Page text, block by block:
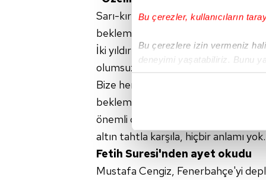
Bu çerezler, kullanıcıların
Bu çerezlere izin vermeniz
deneyimi yaşatabiliriz. Bunu
içerikleri sunabilmek adına
Her halükârda, kullanıcılar,
Sizlere daha iyi bir hizmet
çerezler vasıtasıyla çeşitli
amacıyla kullanılmaktadır.
Sarı-kırmızılı kulübün başkanı,
beklemediklerini söyledi.
İki yıldır Kadıköy'e gittiğini ancak
olumsuzluk olmadı.
Bize herhangi bir kişi saldırıda
beklemiyoruz. Her tür davranışa
önemli değil. Benim taraftarımın
altın tahtla karşıla, hiçbir anlamı
Fetih Suresi'nden ayet okudu
Mustafa Cengiz, Fenerbahçe'yi